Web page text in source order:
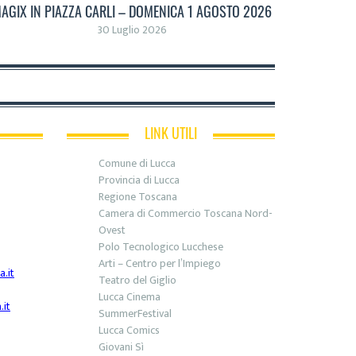
IN PIAZZA CARLI – DOMENICA 1 AGOSTO 2026
30 Luglio 2026
LINK UTILI
Comune di Lucca
Provincia di Lucca
Regione Toscana
Camera di Commercio Toscana Nord-
Ovest
Polo Tecnologico Lucchese
Arti – Centro per l’Impiego
Teatro del Giglio
Lucca Cinema
SummerFestival
Lucca Comics
Giovani Sì